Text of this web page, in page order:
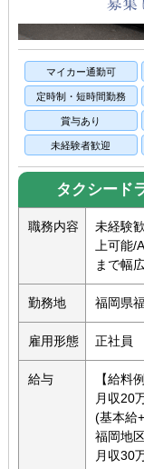
マイカー通勤可
定時制・短時間勤務
賞与あり
未経験者歓迎
タクシード
職務内容
未経験
上可能
まで幅
勤務地 福岡県
雇用形態 正社員
給与
【給料例
月収20
(基本給
福岡地
月収30